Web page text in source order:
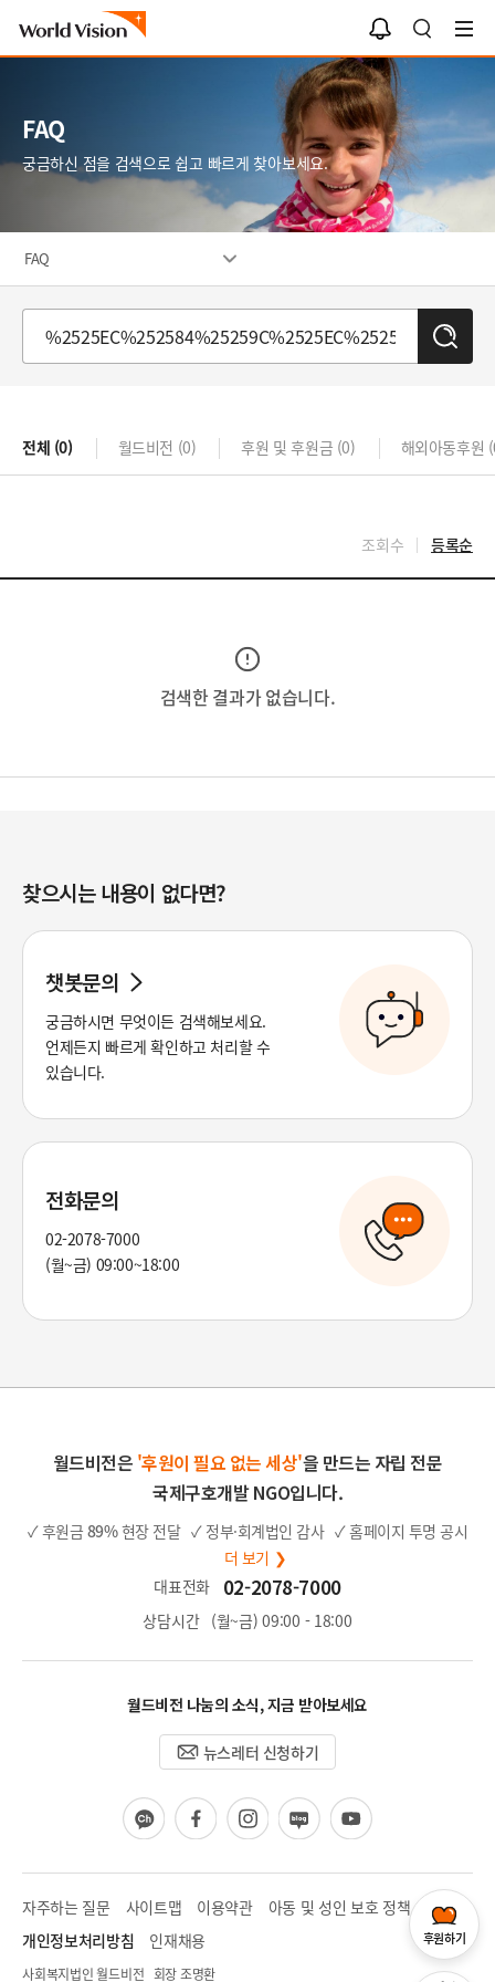
검
색
알
림
함
FAQ
궁금하신 점을 검색으로 쉽고 빠르게 찾아보세요.
FAQ
전체 (0) 월드비전 (0) 후원 및 후원금 (0) 해외아동후원
조회수 등록순
검색한 결과가 없습니다.
찾으시는 내용이 없다면?
챗봇문의
궁금하시면 무엇이든 검색해보세요.
언제든지 빠르게 확인하고 처리할 수
있습니다.
전화문의
02-2078-7000
(월~금) 09:00~18:00
월드비전은 '후원이 필요 없는 세상'을 만드는 자립 전문
국제구호개발 NGO입니다.
✓ 후원금 89%현장 전달 ✓ 정부·회계법인 감사 ✓ 홈페이지 투명 공시
더 보기 ❯
대표전화
02-2078-7000
상담시간 (월~금) 09:00 - 18:00
월드비전 나눔의 소식, 지금 받아보세요
뉴스레터 신청하기
카
카
채
널
페
이
북
인
스
그
램
블
로
유
튜
자주하는 질문 사이트맵 이용약관
아동 및 성인 보호 정책
개인정보처리방침
인재채용
사회복지법인 월드비전 회장 조명환
후원하기